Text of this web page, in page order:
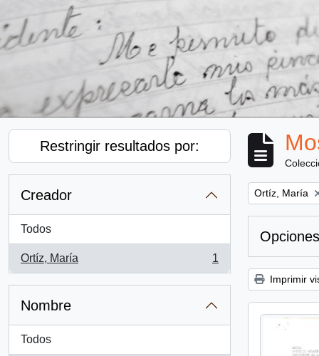
Restringir resultados por:
Creador
Todos
Ortíz, María
, 1 resultados
1
Nombre
Todos
Remove filter:
Ortíz, María
Imprimir